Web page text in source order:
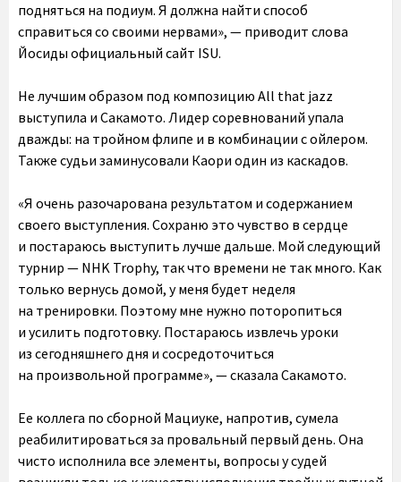
подняться на подиум. Я должна найти способ
справиться со своими нервами», — приводит слова
Йосиды официальный сайт ISU.
Не лучшим образом под композицию All that jazz
выступила и Сакамото. Лидер соревнований упала
дважды: на тройном флипе и в комбинации с ойлером.
Также судьи заминусовали Каори один из каскадов.
«Я очень разочарована результатом и содержанием
своего выступления. Сохраню это чувство в сердце
и постараюсь выступить лучше дальше. Мой следующий
турнир — NHK Trophy, так что времени не так много. Как
только вернусь домой, у меня будет неделя
на тренировки. Поэтому мне нужно поторопиться
и усилить подготовку. Постараюсь извлечь уроки
из сегодняшнего дня и сосредоточиться
на произвольной программе», — сказала Сакамото.
Ее коллега по сборной Мациуке, напротив, сумела
реабилитироваться за провальный первый день. Она
чисто исполнила все элементы, вопросы у судей